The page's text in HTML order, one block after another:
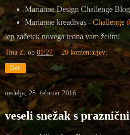
Marianne Design Challenge
Marianne kreadivas - Challenge
lep začetek novega tedna vam želim!
Tina Z. ob01:27 20 komentarjev:
Deli
nedelja, 28. februar 2016
veseli snežak s